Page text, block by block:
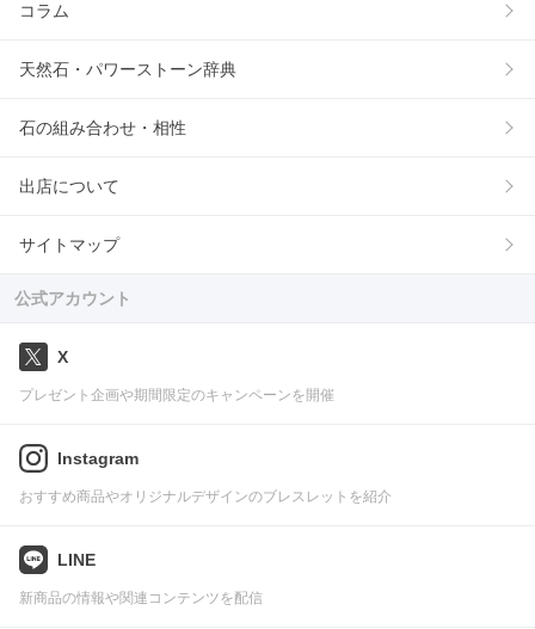
コラム
天然石・パワーストーン辞典
石の組み合わせ・相性
出店について
サイトマップ
公式アカウント
X
プレゼント企画や期間限定のキャンペーンを開催
Instagram
おすすめ商品やオリジナルデザインのブレスレットを紹介
LINE
新商品の情報や関連コンテンツを配信